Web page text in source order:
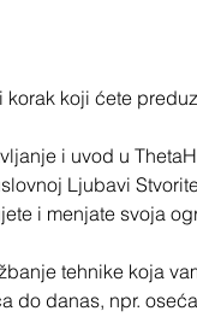
koji ćete
i uvod u
Ljubavi
i menjate svoja
tehnike koja
do danas, npr.